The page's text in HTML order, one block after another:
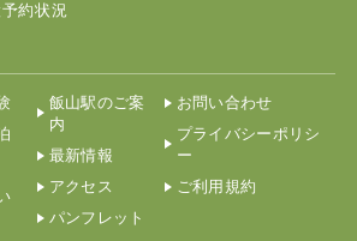
約状況
飯山駅のご案
内
最新情報
アクセス
パンフレット
お問い合わせ
プライバシーポリシ
ー
ご利用規約